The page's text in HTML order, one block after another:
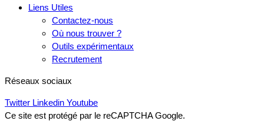
Liens Utiles
Contactez-nous
Où nous trouver ?
Outils expérimentaux
Recrutement
Réseaux sociaux
Twitter Linkedin Youtube
Ce site est protégé par le reCAPTCHA Google.